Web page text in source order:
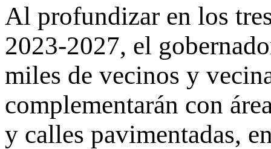
Al profundizar en los
2023-2027, el
miles de vecinos y
complementarán con
y calles pavimentadas,